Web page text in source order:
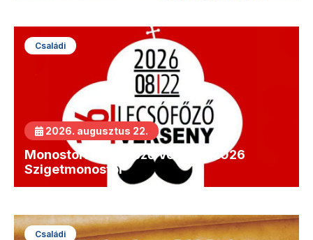
Családi
2026. augusztus 22.
Monostori Lecsófőző Verseny 2026
Szigetmonostor
Családi